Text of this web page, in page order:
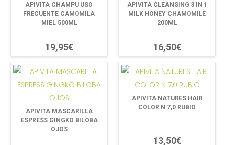
APIVITA CHAMPU USO
FRECUENTE CAMOMILA
MIEL 500ML
19,95€
APIVITA CLEANSING 3 IN 1
MILK HONEY CHAMOMILE
200ML
16,50€
APIVITA MASCARILLA
ESPRESS GINGKO BILOBA
OJOS
APIVITA NATURES HAIR
COLOR N 7,0 RUBIO
13,50€